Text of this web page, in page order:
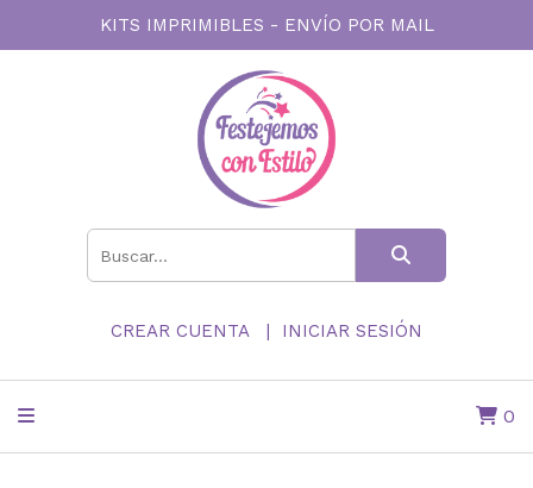
KITS IMPRIMIBLES - ENVÍO POR MAIL
CREAR CUENTA INICIAR SESIÓN
0